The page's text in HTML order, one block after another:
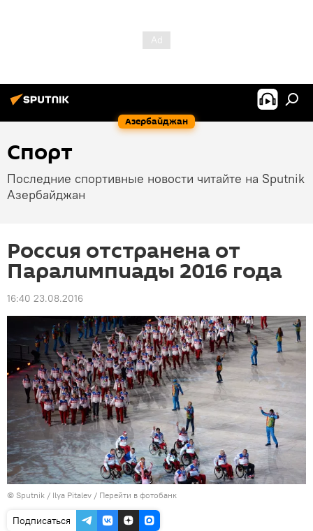
Азербайджан
Спорт
Последние спортивные новости читайте на Sputnik
Азербайджан
Россия отстранена от
Паралимпиады 2016 года
16:40 23.08.2016
© Sputnik / Ilya Pitalev / Перейти в фотобанк
Подписаться